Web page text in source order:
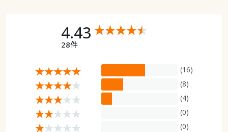
ご利用ガイド
よくある質問とお問い合わせ
ご利用ガイド
よくある質問とお問い合わせ
4.43
28件
(16)
(8)
(4)
(0)
(0)